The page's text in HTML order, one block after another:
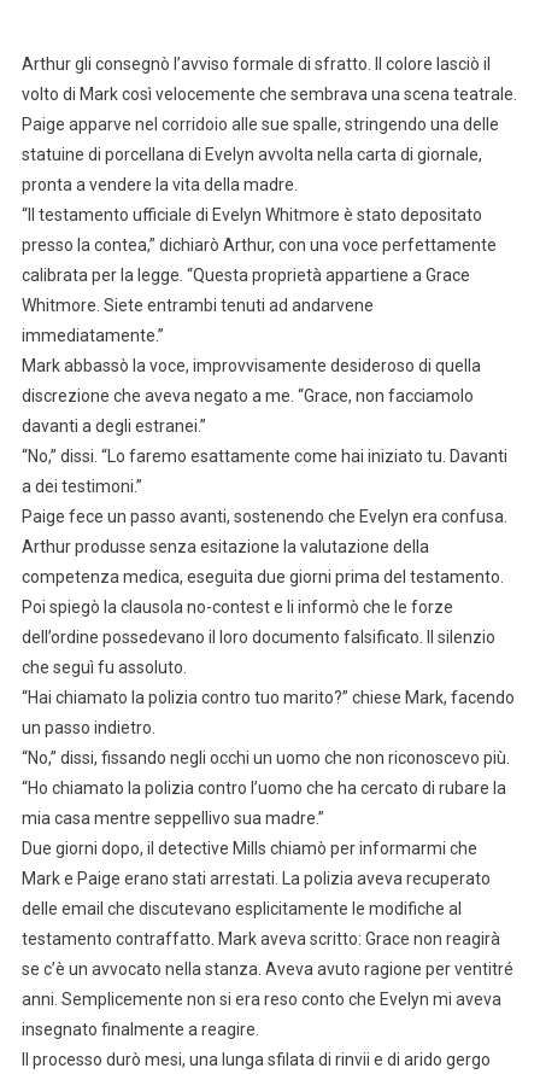
Arthur gli consegnò l’avviso formale di sfratto. Il colore lasciò il
volto di Mark così velocemente che sembrava una scena teatrale.
Paige apparve nel corridoio alle sue spalle, stringendo una delle
statuine di porcellana di Evelyn avvolta nella carta di giornale,
pronta a vendere la vita della madre.
“Il testamento ufficiale di Evelyn Whitmore è stato depositato
presso la contea,” dichiarò Arthur, con una voce perfettamente
calibrata per la legge. “Questa proprietà appartiene a Grace
Whitmore. Siete entrambi tenuti ad andarvene
immediatamente.”
Mark abbassò la voce, improvvisamente desideroso di quella
discrezione che aveva negato a me. “Grace, non facciamolo
davanti a degli estranei.”
“No,” dissi. “Lo faremo esattamente come hai iniziato tu. Davanti
a dei testimoni.”
Paige fece un passo avanti, sostenendo che Evelyn era confusa.
Arthur produsse senza esitazione la valutazione della
competenza medica, eseguita due giorni prima del testamento.
Poi spiegò la clausola no-contest e li informò che le forze
dell’ordine possedevano il loro documento falsificato. Il silenzio
che seguì fu assoluto.
“Hai chiamato la polizia contro tuo marito?” chiese Mark, facendo
un passo indietro.
“No,” dissi, fissando negli occhi un uomo che non riconoscevo più.
“Ho chiamato la polizia contro l’uomo che ha cercato di rubare la
mia casa mentre seppellivo sua madre.”
Due giorni dopo, il detective Mills chiamò per informarmi che
Mark e Paige erano stati arrestati. La polizia aveva recuperato
delle email che discutevano esplicitamente le modifiche al
testamento contraffatto. Mark aveva scritto: Grace non reagirà
se c’è un avvocato nella stanza. Aveva avuto ragione per ventitré
anni. Semplicemente non si era reso conto che Evelyn mi aveva
insegnato finalmente a reagire.
Il processo durò mesi, una lunga sfilata di rinvii e di arido gergo